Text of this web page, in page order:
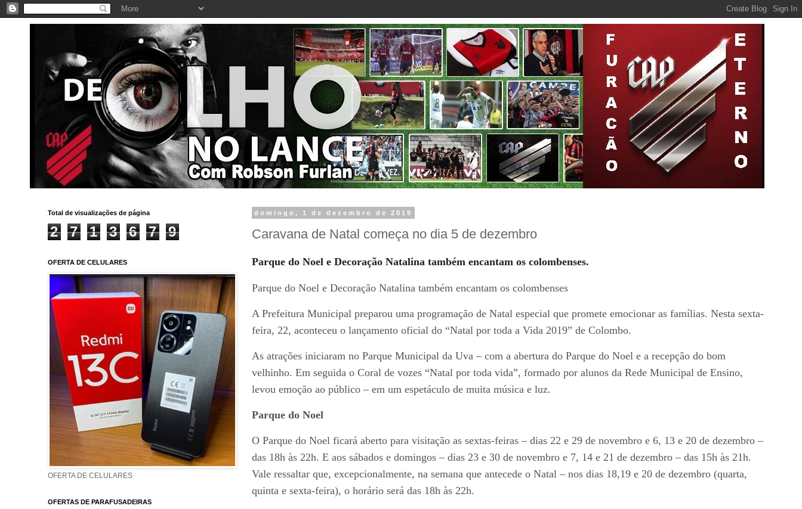
domingo, 1 de dezembro de 2019
Caravana de Natal começa no dia 5 de dezembro
Parque do Noel e Decoração Natalina também encantam os colombenses.
Parque do Noel e Decoração Natalina também encantam os colombenses
A Prefeitura Municipal preparou uma programação de Natal especial que promete emocionar as famílias. Nesta sexta-
feira, 22, aconteceu o lançamento oficial do “Natal por toda a Vida 2019” de Colombo.
As atrações iniciaram no Parque Municipal da Uva – com a abertura do Parque do Noel e a recepção do bom
velhinho. Em seguida o Coral de vozes “Natal por toda vida”, formado por alunos da Rede Municipal de Ensino,
levou emoção ao público – em um espetáculo de muita música e luz.
Parque do Noel
O Parque do Noel ficará aberto para visitação as sextas-feiras – dias 22 e 29 de novembro e 6, 13 e 20 de dezembro –
das 18h às 22h. E aos sábados e domingos – dias 23 e 30 de novembro e 7, 14 e 21 de dezembro – das 15h às 21h.
Vale ressaltar que, excepcionalmente, na semana que antecede o Natal – nos dias 18,19 e 20 de dezembro (quarta,
quinta e sexta-feira), o horário será das 18h às 22h.
Total de visualizações de página
2 7 1 3 6 7 9
OFERTA DE CELULARES
OFERTA DE CELULARES
OFERTAS DE PARAFUSADEIRAS